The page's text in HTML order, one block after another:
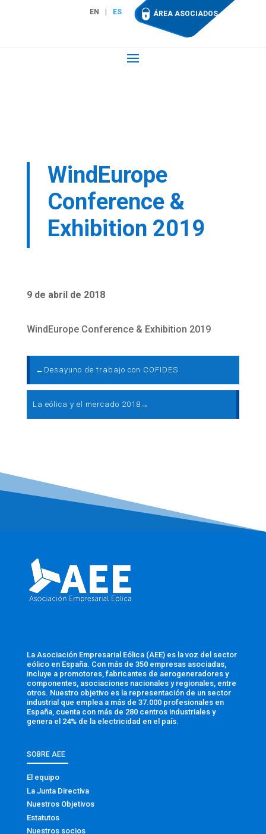
EN ES ÁREA ASOCIADOS
WindEurope
Conference &
Exhibition 2019
9 de abril de 2018
WindEurope Conference & Exhibition 2019
← Desayuno de trabajo con COFIDES
La eólica y el mercado 2018 →
La Asociación Empresarial Eólica (AEE) es la voz del sector
eólico en España. Con más de 350 empresas asociadas,
incluye a promotores, fabricantes de aerogeneradores y
componentes, asociaciones nacionales y regionales, entre
otros. Nuestro objetivo es la representación de un sector
industrial que emplea a más de 37.000 profesionales en
España, cuenta con más de 280 centros industriales y
genera el 24% de la electricidad en el país.
SOBRE AEE
El equipo
La Junta Directiva
Nuestros Objetivos
Estatutos
Nuestros socios